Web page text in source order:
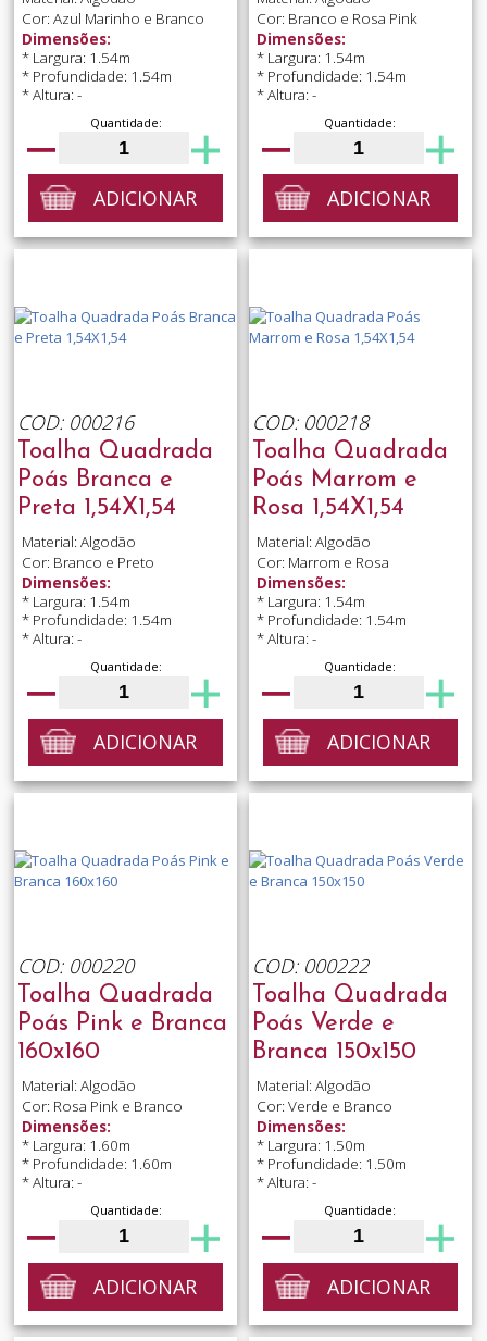
Cor: Azul Marinho e Branco
Dimensões:
* Largura: 1.54m
* Profundidade: 1.54m
* Altura: -
Quantidade:
ADICIONAR
Cor: Branco e Rosa Pink
Dimensões:
* Largura: 1.54m
* Profundidade: 1.54m
* Altura: -
Quantidade:
ADICIONAR
COD: 000216
Toalha Quadrada
Poás Branca e
Preta 1,54X1,54
Material: Algodão
Cor: Branco e Preto
Dimensões:
* Largura: 1.54m
* Profundidade: 1.54m
* Altura: -
Quantidade:
ADICIONAR
COD: 000218
Toalha Quadrada
Poás Marrom e
Rosa 1,54X1,54
Material: Algodão
Cor: Marrom e Rosa
Dimensões:
* Largura: 1.54m
* Profundidade: 1.54m
* Altura: -
Quantidade:
ADICIONAR
COD: 000220
Toalha Quadrada
Poás Pink e Branca
160x160
Material: Algodão
Cor: Rosa Pink e Branco
Dimensões:
* Largura: 1.60m
* Profundidade: 1.60m
* Altura: -
Quantidade:
ADICIONAR
COD: 000222
Toalha Quadrada
Poás Verde e
Branca 150x150
Material: Algodão
Cor: Verde e Branco
Dimensões:
* Largura: 1.50m
* Profundidade: 1.50m
* Altura: -
Quantidade:
ADICIONAR